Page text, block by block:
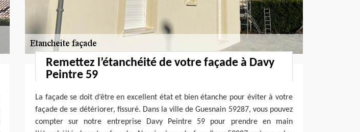
Remettez l’étanchéité de votre façade à Davy
Peintre 59
La façade se doit d’être en excellent état et bien étanche pour éviter à votre
façade de se détériorer, fissuré. Dans la ville de Guesnain 59287, vous pouvez
compter sur notre entreprise Davy Peintre 59 pour prendre en main